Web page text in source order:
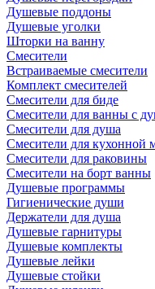
Душевые поддоны
Душевые уголки
Шторки на ванну
Смесители
Встраиваемые смесители
Комплект смесителей
Смесители для биде
Смесители для ванны с
Смесители для душа
Смесители для кухонной
Смесители для раковины
Смесители на борт ванны
Душевые программы
Гигиенические души
Держатели для душа
Душевые гарнитуры
Душевые комплекты
Душевые лейки
Душевые стойки